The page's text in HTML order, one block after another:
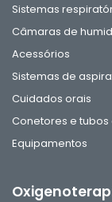
Sistemas
Câmaras de
Acessórios
Sistemas de
Cuidados orais
Conetores e tubos
Equipamentos